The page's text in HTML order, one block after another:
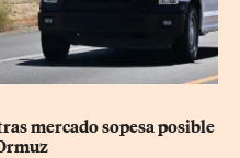
mercado sopesa posible